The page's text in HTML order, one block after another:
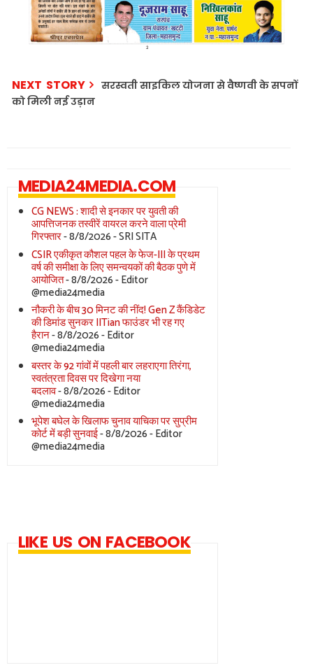
NEXT STORY
सरस्वती साइकिल योजना से वैष्णवी के सपनों
को मिली नई उड़ान
MEDIA24MEDIA.COM
CG NEWS : शादी से इनकार पर युवती की
आपत्तिजनक तस्वीरें वायरल करने वाला प्रेमी
गिरफ्तार- 8/8/2026- SRI SITA
CSIR एकीकृत कौशल पहल के फेज-III के प्रथम
वर्ष की समीक्षा के लिए समन्वयकों की बैठक पुणे में
आयोजित- 8/8/2026- Editor
@media24media
नौकरी के बीच 30 मिनट की नींद! Gen Z कैंडिडेट
की डिमांड सुनकर IITian फाउंडर भी रह गए
हैरान- 8/8/2026- Editor
@media24media
बस्तर के 92 गांवों में पहली बार लहराएगा तिरंगा,
स्वतंत्रता दिवस पर दिखेगा नया
बदलाव- 8/8/2026- Editor
@media24media
भूपेश बघेल के खिलाफ चुनाव याचिका पर सुप्रीम
कोर्ट में बड़ी सुनवाई- 8/8/2026- Editor
@media24media
LIKE US ON FACEBOOK